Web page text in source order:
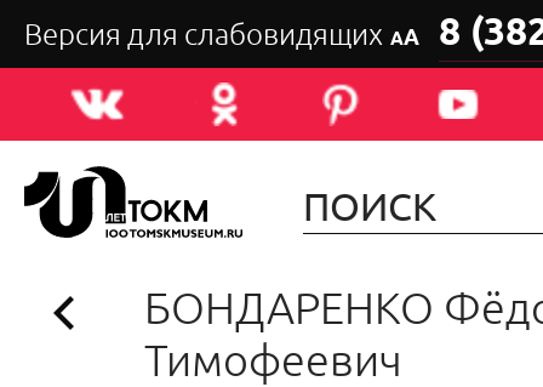
Версия для слабовидящих АА 8
БОНДАРЕНКО
Тимофеевич